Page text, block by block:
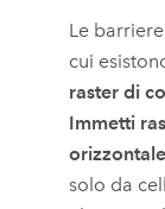
Le
cui
raster di
Immetti
orizzontale
solo da